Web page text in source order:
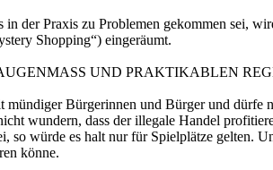
in der Praxis zu Problemen gekommen sei,
Shopping“) eingeräumt.
UND PRAKTIKABLEN
Bürgerinnen und Bürger und
wundern, dass der illegale Handel
so würde es halt nur für Spielplätze gelten.
könne.